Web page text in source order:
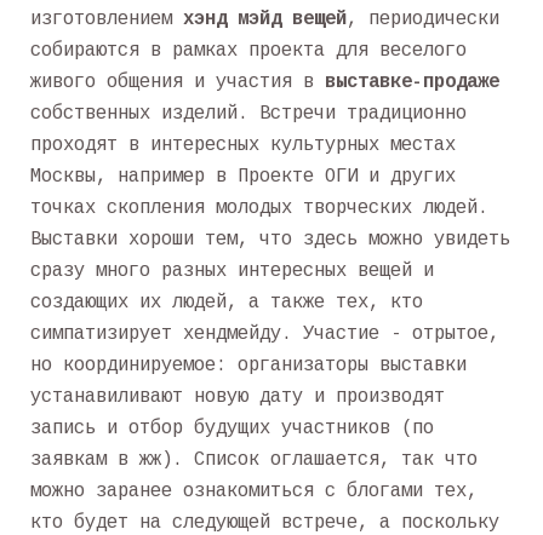
изготовлением хэнд мэйд вещей, периодически
собираются в рамках проекта для веселого
живого общения и участия в выставке-продаже
собственных изделий. Встречи традиционно
проходят в интересных культурных местах
Москвы, например в Проекте ОГИ и других
точках скопления молодых творческих людей.
Выставки хороши тем, что здесь можно увидеть
сразу много разных интересных вещей и
создающих их людей, а также тех, кто
симпатизирует хендмейду. Участие - отрытое,
но координируемое: организаторы выставки
устанавиливают новую дату и производят
запись и отбор будущих участников (по
заявкам в жж). Список оглашается, так что
можно заранее ознакомиться с блогами тех,
кто будет на следующей встрече, а поскольку